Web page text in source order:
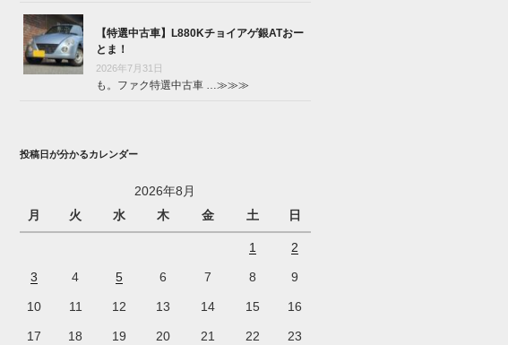
【特選中古車】L880Kチョイアゲ銀ATおー
とま！
2026年7月31日
も。ファク特選中古車 …≫≫≫
投稿日が分かるカレンダー
2026年8月
月
火 水 木 金 土 日
1 2
3 4 5 6 7 8 9
10 11 12 13 14 15 16
17 18 19 20 21 22 23